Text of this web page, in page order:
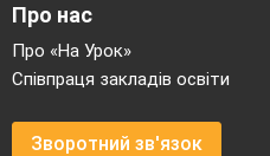
Про нас
Про «На Урок»
Співпраця закладів освіти
Зворотний зв'язок